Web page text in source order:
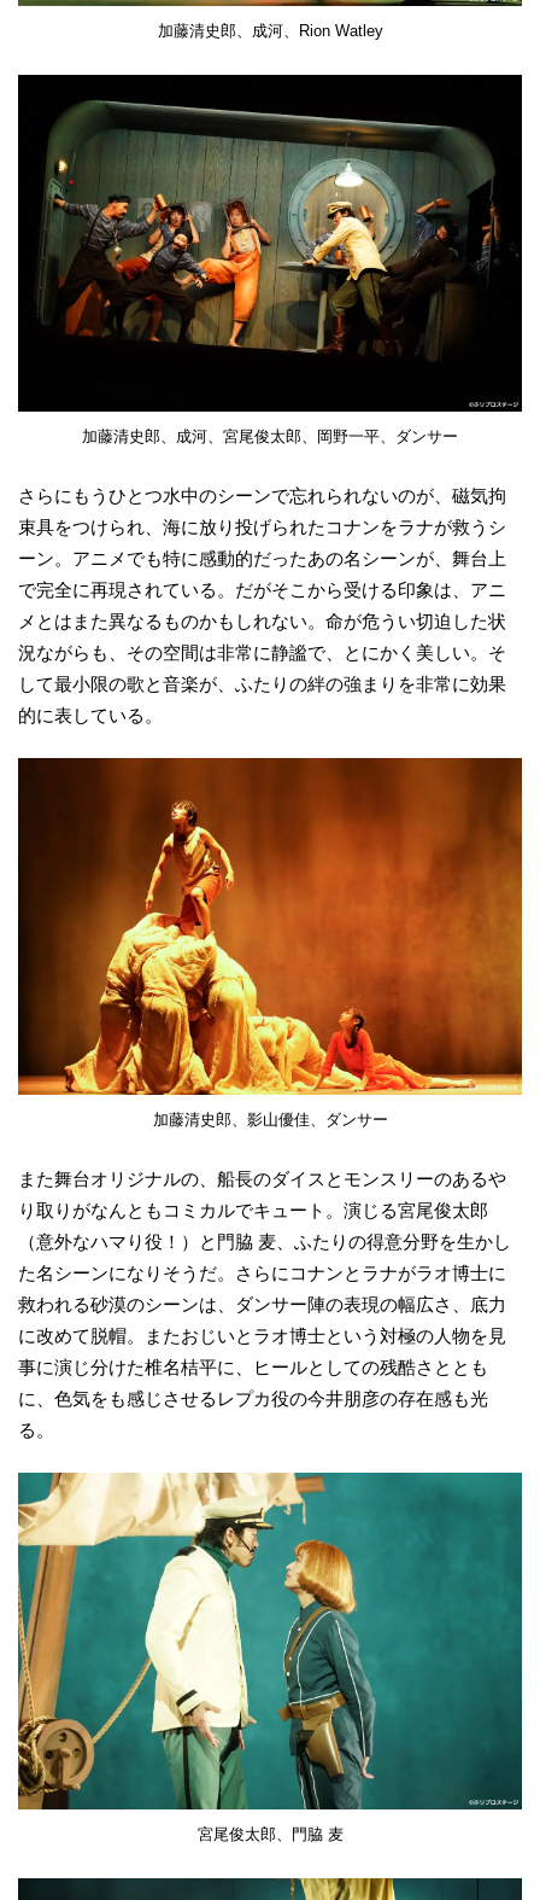
加藤清史郎、成河、Rion Watley
加藤清史郎、成河、宮尾俊太郎、岡野一平、ダンサー
さらにもうひとつ水中のシーンで忘れられないのが、磁気拘
束具をつけられ、海に放り投げられたコナンをラナが救うシ
ーン。アニメでも特に感動的だったあの名シーンが、舞台上
で完全に再現されている。だがそこから受ける印象は、アニ
メとはまた異なるものかもしれない。命が危うい切迫した状
況ながらも、その空間は非常に静謐で、とにかく美しい。そ
して最小限の歌と音楽が、ふたりの絆の強まりを非常に効果
的に表している。
加藤清史郎、影山優佳、ダンサー
また舞台オリジナルの、船長のダイスとモンスリーのあるや
り取りがなんともコミカルでキュート。演じる宮尾俊太郎
（意外なハマり役！）と門脇 麦、ふたりの得意分野を生かし
た名シーンになりそうだ。さらにコナンとラナがラオ博士に
救われる砂漠のシーンは、ダンサー陣の表現の幅広さ、底力
に改めて脱帽。またおじいとラオ博士という対極の人物を見
事に演じ分けた椎名桔平に、ヒールとしての残酷さととも
に、色気をも感じさせるレプカ役の今井朋彦の存在感も光
る。
宮尾俊太郎、門脇 麦